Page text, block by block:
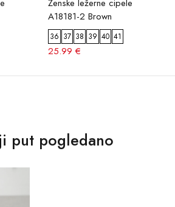
Ženske ležerne cipele
A18181-2 Brown
36 37 38 39 40 41
25.99 €
put pogledano